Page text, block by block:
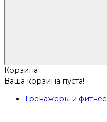
Корзина
Ваша корзина пуста!
Тренажёры и фитнес